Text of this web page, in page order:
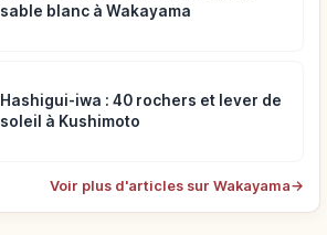
sable blanc à Wakayama
Hashigui-iwa : 40 rochers et lever de
soleil à Kushimoto
Voir plus d'articles sur Wakayama→